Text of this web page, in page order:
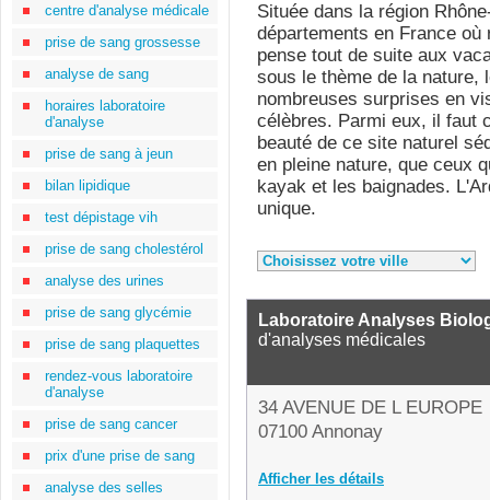
centre d'analyse médicale
prise de sang grossesse
analyse de sang
horaires laboratoire
d'analyse
prise de sang à jeun
bilan lipidique
test dépistage vih
prise de sang cholestérol
analyse des urines
prise de sang glycémie
prise de sang plaquettes
rendez-vous laboratoire
d'analyse
prise de sang cancer
prix d'une prise de sang
analyse des selles
Située dans la région
départements en France
pense tout de suite aux
sous le thème de la nature,
nombreuses surprises en
célèbres. Parmi eux, il faut
beauté de ce site naturel
en pleine nature, que ceux
kayak et les baignades.
unique.
Laboratoire Analyses
d'analyses médicales
34 AVENUE DE L EUROPE
07100 Annonay
Afficher les détails